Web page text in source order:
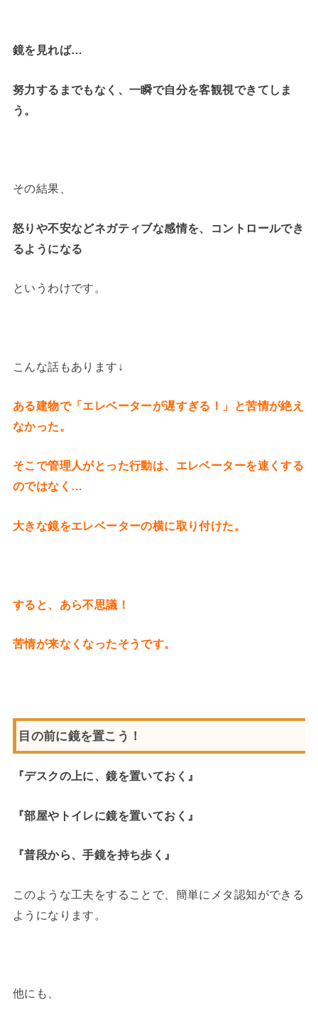
鏡を見れば…
努力するまでもなく、一瞬で自分を客観視できてしま
う。
その結果、
怒りや不安などネガティブな感情を、コントロールでき
るようになる
というわけです。
こんな話もあります↓
ある建物で「エレベーターが遅すぎる！」と苦情が絶え
なかった。
そこで管理人がとった行動は、エレベーターを速くする
のではなく…
大きな鏡をエレベーターの横に取り付けた。
すると、あら不思議！
苦情が来なくなったそうです。
目の前に鏡を置こう！
『デスクの上に、鏡を置いておく』
『部屋やトイレに鏡を置いておく』
『普段から、手鏡を持ち歩く』
このような工夫をすることで、簡単にメタ認知ができる
ようになります。
他にも、